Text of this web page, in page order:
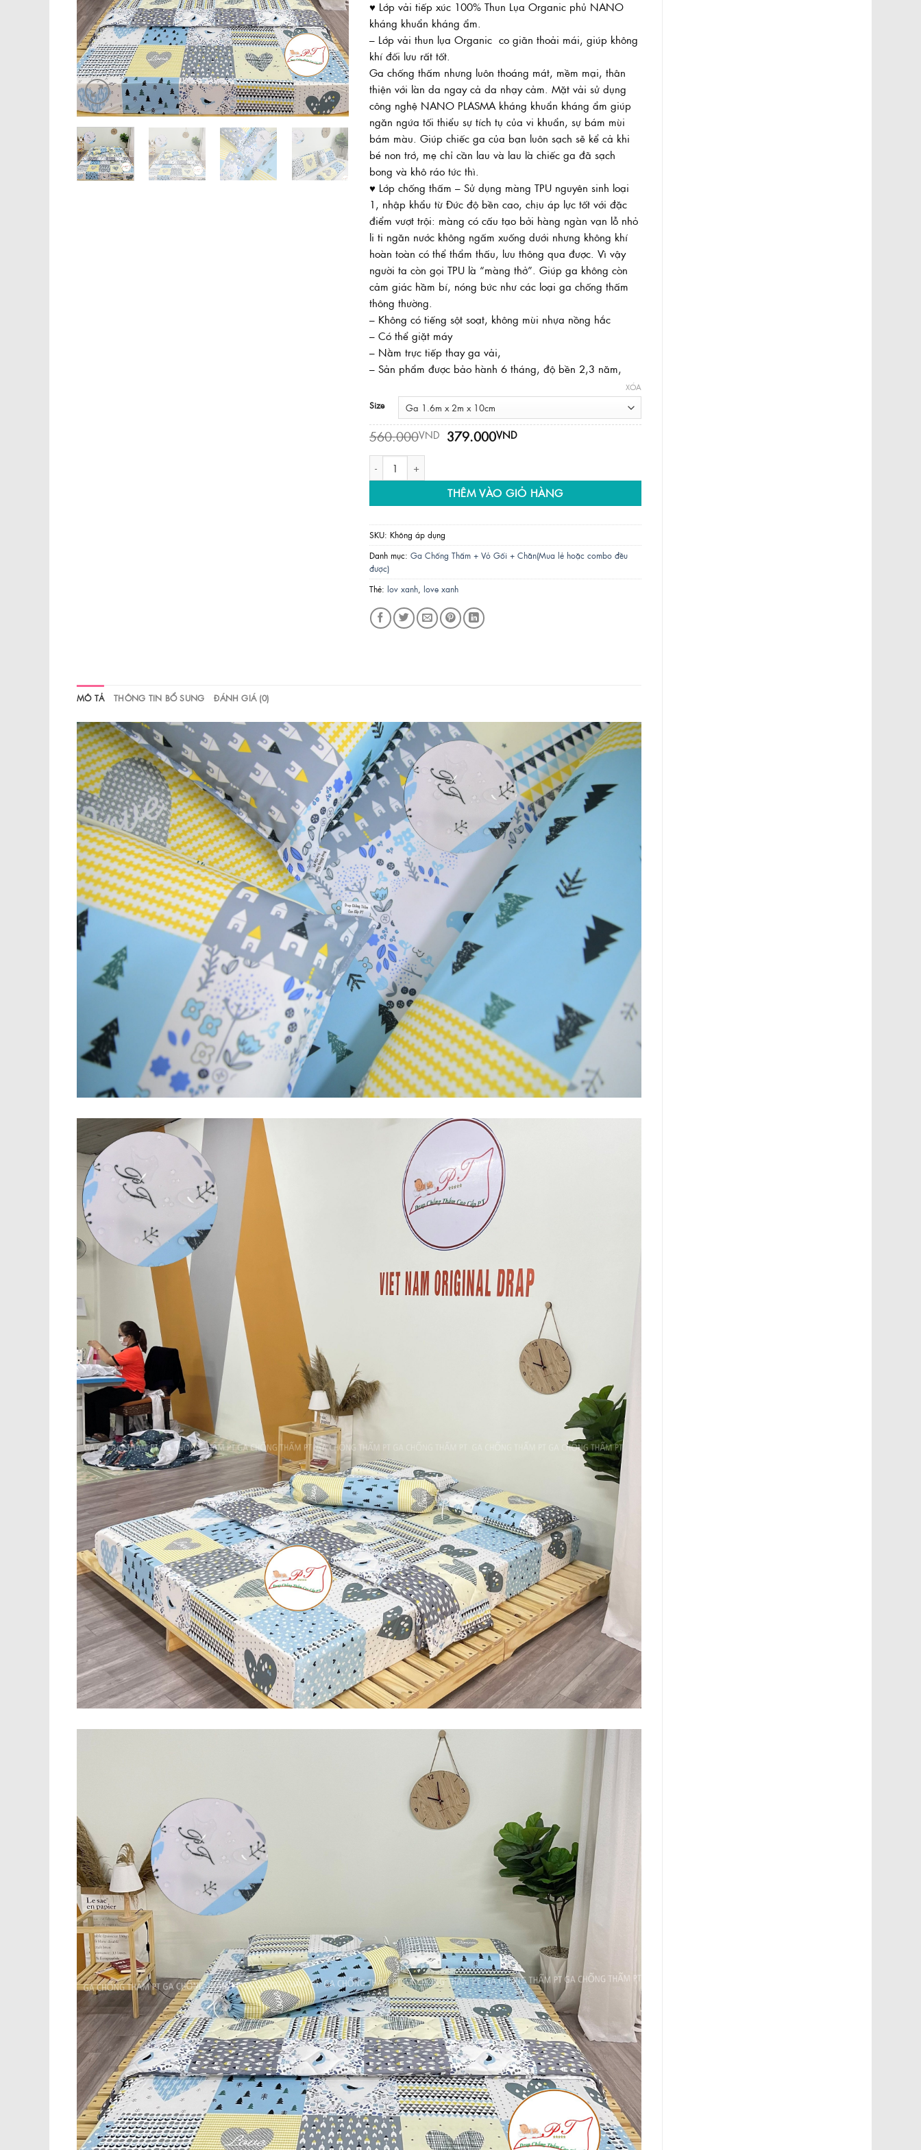
50.000VND
650.000VND
♥ Lớp vải tiếp xúc 100% Thun Lụa Organic phủ NANO
kháng khuẩn kháng ẩm.
– Lớp vải thun lụa Organic co giãn thoải mái, giúp không
khí đối lưu rất tốt.
Ga chống thấm nhưng luôn thoáng mát, mềm mại, thân
thiện với làn da ngay cả da nhạy cảm. Mặt vải sử dụng
công nghệ NANO PLASMA kháng khuẩn kháng ẩm giúp
ngăn ngứa tối thiểu sự tích tụ của vi khuẩn, sự bám mùi
bám màu. Giúp chiếc ga của bạn luôn sạch sẽ kể cả khi
bé non trớ, mẹ chỉ cần lau và lau là chiếc ga đã sạch
bong và khô ráo tức thì.
♥ Lớp chống thấm – Sử dụng màng TPU nguyên sinh loại
1, nhập khẩu từ Đức độ bền cao, chịu áp lực tốt với đặc
điểm vượt trội: màng có cấu tạo bởi hàng ngàn vạn lỗ nhỏ
li ti ngăn nước không ngấm xuống dưới nhưng không khí
hoàn toàn có thể thẩm thấu, lưu thông qua được. Vì vậy
người ta còn gọi TPU là “màng thở”. Giúp ga không còn
cảm giác hầm bí, nóng bức như các loại ga chống thấm
thông thường.
– Không có tiếng sột soạt, không mùi nhựa nồng hắc
– Có thể giặt máy
– Nằm trực tiếp thay ga vải,
– Sản phẩm được bảo hành 6 tháng, độ bền 2,3 năm,
Size
XÓA
560.000VND Giá
379.000VNDGiá
379.000VND.
THÊM VÀO GIỎ HÀNG
SKU: Không áp dụng
Danh mục: Ga Chống Thấm + Vỏ Gối + Chăn(Mua lẻ hoặc combo đều
được)
Thẻ: lov xanh love xanh
MÔ TẢ THÔNG TIN BỔ SUNG ĐÁNH GIÁ (0)